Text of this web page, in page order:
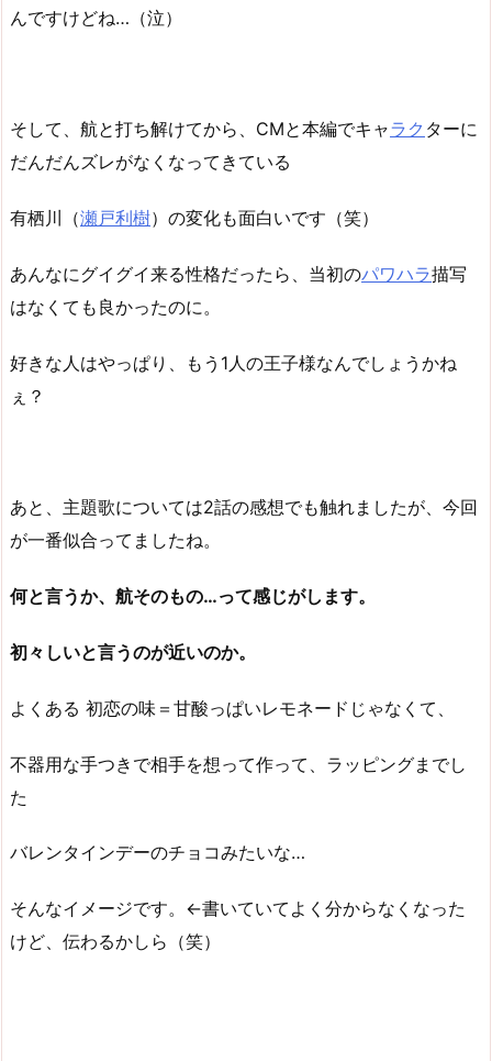
んですけどね…（泣）
そして、航と打ち解けてから、CMと本編でキャラク ターに
だんだんズレがなくなってきている
有栖川（瀬戸利樹）の変化も面白いです（笑）
あんなにグイグイ来る性格だったら、当初のパワハラ描写
はなくても良かったのに。
好きな人はやっぱり、もう1人の王子様なんでしょうかね
ぇ？
あと、主題歌については2話の感想でも触れましたが、今回
が一番似合ってましたね。
何と言うか、航そのもの…って感じがします。
初々しいと言うのが近いのか。
よくある 初恋の味＝甘酸っぱいレモネードじゃなくて、
不器用な手つきで相手を想って作って、ラッピングまでし
た
バレンタインデーのチョコみたいな…
そんなイメージです。←書いていてよく分からなくなった
けど、伝わるかしら（笑）